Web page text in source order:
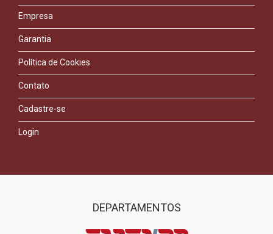
Empresa
Garantia
Política de Cookies
Contato
Cadastre-se
Login
DEPARTAMENTOS